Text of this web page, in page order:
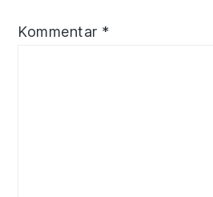
Kommentar *